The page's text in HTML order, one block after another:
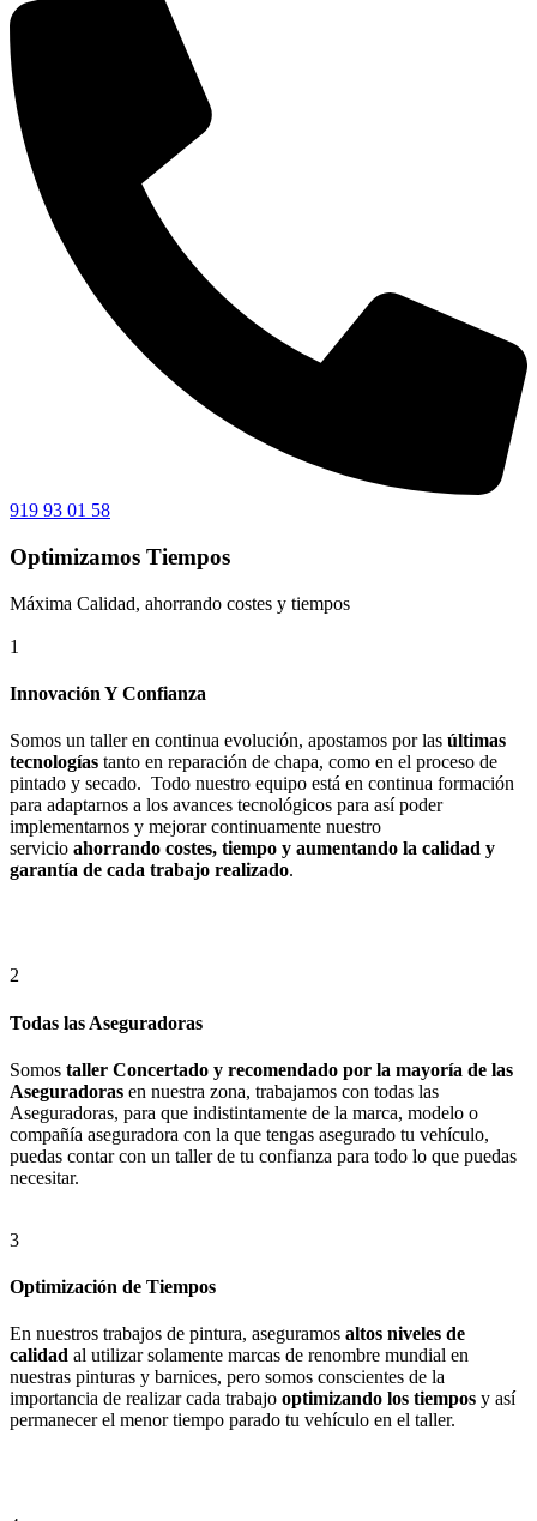
919 93 01 58
Optimizamos Tiempos
Máxima Calidad, ahorrando costes y tiempos
1
Innovación Y Confianza
Somos un taller en continua evolución, apostamos por las últimas
tecnologías tanto en reparación de chapa, como en el proceso de
pintado y secado. Todo nuestro equipo está en continua formación
para adaptarnos a los avances tecnológicos para así poder
implementarnos y mejorar continuamente nuestro
servicio ahorrando costes, tiempo y aumentando la calidad y
garantía de cada trabajo realizado.
2
Todas las Aseguradoras
Somos taller Concertado y recomendado por la mayoría de las
Aseguradoras en nuestra zona, trabajamos con todas las
Aseguradoras, para que indistintamente de la marca, modelo o
compañía aseguradora con la que tengas asegurado tu vehículo,
puedas contar con un taller de tu confianza para todo lo que puedas
necesitar.
3
Optimización de Tiempos
En nuestros trabajos de pintura, aseguramos altos niveles de
calidad al utilizar solamente marcas de renombre mundial en
nuestras pinturas y barnices, pero somos conscientes de la
importancia de realizar cada trabajo optimizando los tiempos y así
permanecer el menor tiempo parado tu vehículo en el taller.